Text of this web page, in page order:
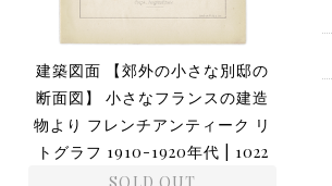
建築図面 【郊外の小さな別邸の
断面図】 小さなフランスの建造
物より フレンチアンティーク リ
トグラフ 1910-1920年代 | 1022
SOLD OUT